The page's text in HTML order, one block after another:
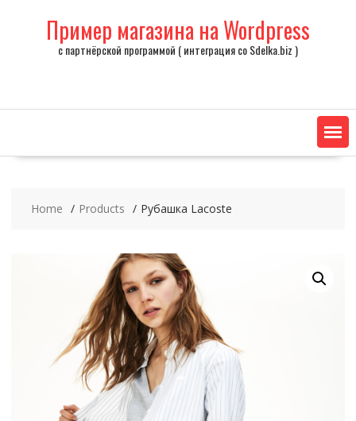
Пример магазина на Wordpress
с партнёрской программой ( интеграция со Sdelka.biz )
Home Products Рубашка Lacoste